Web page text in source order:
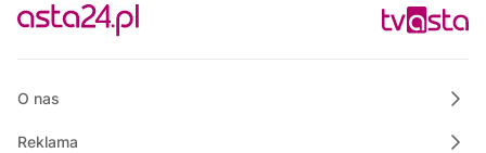
21:45
Rozmowa dnia
22:00
O nas
Reklama